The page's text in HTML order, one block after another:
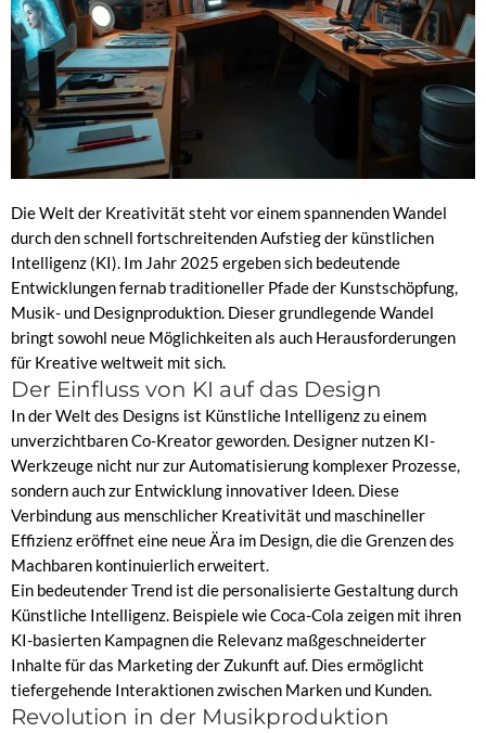
Die Welt der Kreativität steht vor einem spannenden Wandel
durch den schnell fortschreitenden Aufstieg der künstlichen
Intelligenz (KI). Im Jahr 2025 ergeben sich bedeutende
Entwicklungen fernab traditioneller Pfade der Kunstschöpfung,
Musik- und Designproduktion. Dieser grundlegende Wandel
bringt sowohl neue Möglichkeiten als auch Herausforderungen
für Kreative weltweit mit sich.
Der Einfluss von KI auf das Design
In der Welt des Designs ist Künstliche Intelligenz zu einem
unverzichtbaren Co-Kreator geworden. Designer nutzen KI-
Werkzeuge nicht nur zur Automatisierung komplexer Prozesse,
sondern auch zur Entwicklung innovativer Ideen. Diese
Verbindung aus menschlicher Kreativität und maschineller
Effizienz eröffnet eine neue Ära im Design, die die Grenzen des
Machbaren kontinuierlich erweitert.
Ein bedeutender Trend ist die personalisierte Gestaltung durch
Künstliche Intelligenz. Beispiele wie Coca-Cola zeigen mit ihren
KI-basierten Kampagnen die Relevanz maßgeschneiderter
Inhalte für das Marketing der Zukunft auf. Dies ermöglicht
tiefergehende Interaktionen zwischen Marken und Kunden.
Revolution in der Musikproduktion